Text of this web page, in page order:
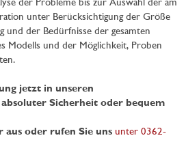
der Probleme bis zur Auswahl der am
unter Berücksichtigung der Größe
und der Bedürfnisse der gesamten
Modells und der Möglichkeit, Proben
jetzt in unseren
Sicherheit oder bequem
aus oder rufen Sie uns unter 0362-